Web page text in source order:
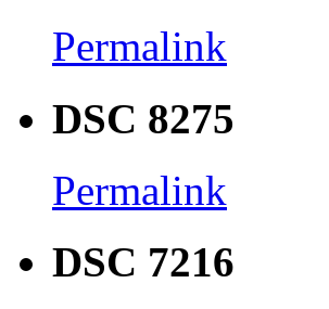
Permalink
DSC 8275
Permalink
DSC 7216